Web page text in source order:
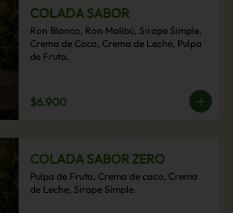
COLADA SABOR
Ron Blanco, Ron Malibú, Sirope Simple,
Crema de Coco, Crema de Leche, Pulpa
de Fruta.
$6.900
COLADA SABOR ZERO
Pulpa de Fruta, Crema de coco, Crema
de Leche, Sirope Simple.